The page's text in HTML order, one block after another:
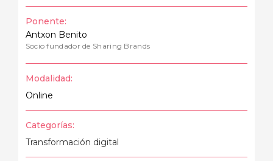
Ponente:
Antxon Benito
Socio fundador de Sharing Brands
Modalidad:
Online
Categorías:
Transformación digital